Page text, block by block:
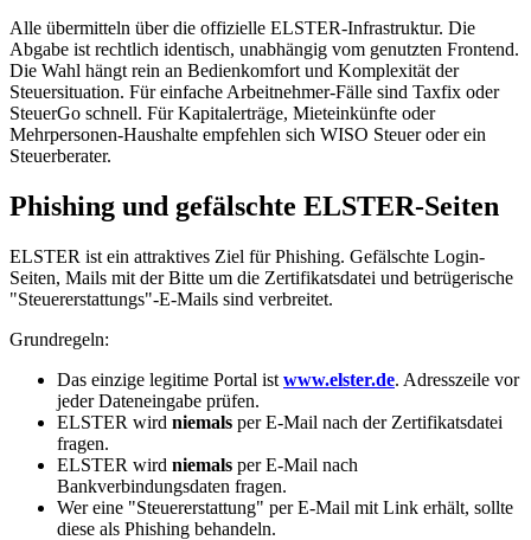
Alle übermitteln über die offizielle ELSTER-Infrastruktur. Die
Abgabe ist rechtlich identisch, unabhängig vom genutzten Frontend.
Die Wahl hängt rein an Bedienkomfort und Komplexität der
Steuersituation. Für einfache Arbeitnehmer-Fälle sind Taxfix oder
SteuerGo schnell. Für Kapitalerträge, Mieteinkünfte oder
Mehrpersonen-Haushalte empfehlen sich WISO Steuer oder ein
Steuerberater.
Phishing und gefälschte ELSTER-Seiten
ELSTER ist ein attraktives Ziel für Phishing. Gefälschte Login-
Seiten, Mails mit der Bitte um die Zertifikatsdatei und betrügerische
"Steuererstattungs"-E-Mails sind verbreitet.
Grundregeln:
Das einzige legitime Portal ist www.elster.de. Adresszeile vor
jeder Dateneingabe prüfen.
ELSTER wird niemals per E-Mail nach der Zertifikatsdatei
fragen.
ELSTER wird niemals per E-Mail nach
Bankverbindungsdaten fragen.
Wer eine "Steuererstattung" per E-Mail mit Link erhält, sollte
diese als Phishing behandeln.